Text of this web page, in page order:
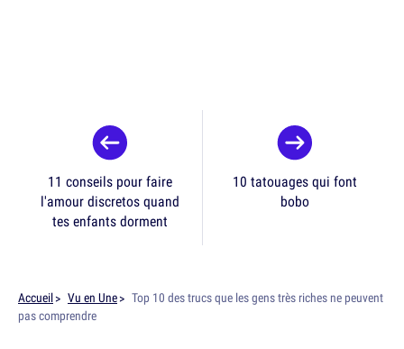
11 conseils pour faire
l'amour discretos quand
tes enfants dorment
10 tatouages qui font
bobo
Accueil Vu en Une
Top 10 des trucs que les gens très riches ne peuvent
pas comprendre